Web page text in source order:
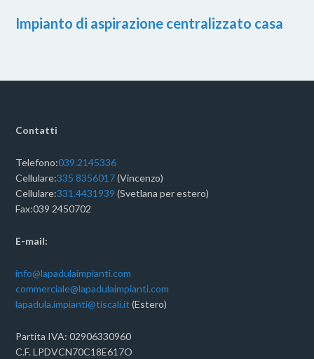
Impianto di aspirazione centralizzato casa
Contatti
Telefono:039.2145336
Cellulare:335 8356017(Vincenzo)
Cellulare:331.4431939 (Svetlana per estero)
Fax:039 2450702
E-mail:
info@lapadulaimpianti.com
commerciale@lapadulaimpianti.com
lapadula.impianti@tiscali.it (Estero)
Partita IVA: 02906330960
C.F. LPDVCN70C18E617O